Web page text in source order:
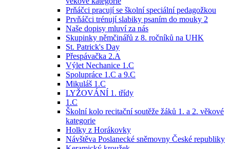
Prňáčci pracují se školní speciální pedagožkou
Prvňáčci trénují slabiky psaním do mouky 2
Naše dopisy mluví za nás
Skupinky němčinářů z 8. ročníků na UHK
St. Patrick's Day
Přespávačka 2.A
Výlet Nechanice 1.C
Spolupráce 1.C a 9.C
Mikuláš 1.C
LYŽOVÁNÍ 1. třídy
1.C
Školní kolo recitační soutěže žáků 1. a 2. věkové
kategorie
Holky z Horákovky
Návštěva Poslanecké sněmovny České republiky